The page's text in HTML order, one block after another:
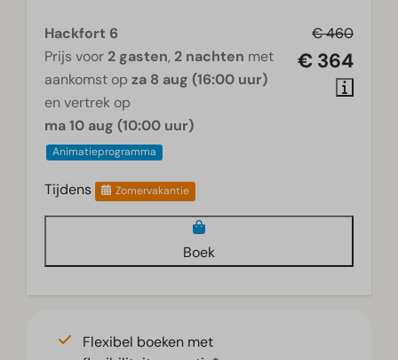
€ 460
€ 364
Hackfort 6
Prijs voor 2 gasten, 2 nachten met
aankomst op za 8 aug (16:00 uur)
en vertrek op
ma 10 aug (10:00 uur)
Animatieprogramma
Tijdens Zomervakantie
Boek
Flexibel boeken met